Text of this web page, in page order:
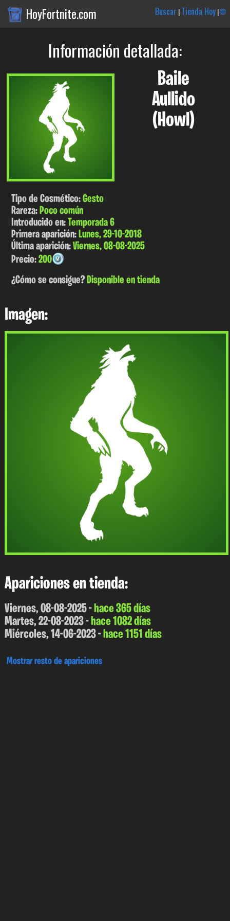
HoyFortnite.com Buscar |Tienda Hoy|🌐
Información detallada:
Baile
Aullido
(Howl)
Tipo de Cosmético:Gesto
Rareza:Poco común
Introducido en:Temporada 6
Primera aparición:Lunes, 29-10-2018
Última aparición:Viernes, 08-08-2025
Precio:200
¿Cómo se consigue?Disponible en tienda
Imagen:
Apariciones en tienda:
Viernes, 08-08-2025 -hace 365 días
Martes, 22-08-2023 -hace 1082 días
Miércoles, 14-06-2023 -hace 1151 días
Mostrar resto de apariciones